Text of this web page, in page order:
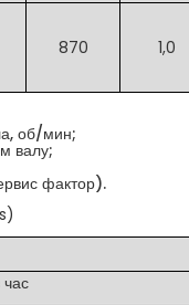
870 1,0
об/мин;
валу;
фактор).
час